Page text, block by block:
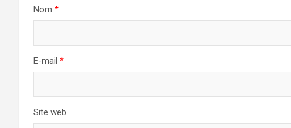
Nom *
E-mail *
Site web